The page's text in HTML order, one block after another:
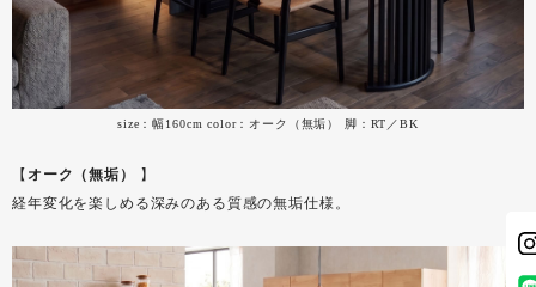
size：幅160cm color：オーク（無垢） 脚：RT／BK
【オーク（無垢）
】
経年変化を楽しめる深みのある質感の無垢仕様。